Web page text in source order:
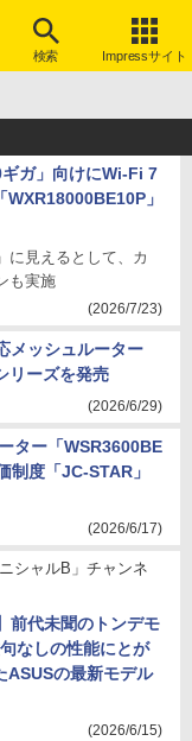
検索 Impressサイト
ガ」向けにWi-Fi 7
」
に見えるとして、カ
も実施
(2026/7/23)
メッシュルーター
リーズを発売
(2026/6/29)
ター「WSR3600BE
制度「JC-STAR」
(2026/6/17)
シャルB」チャンネ
前代未聞のトンデモ
なしの性能にとが
ASUSの最新モデル
(2026/6/15)